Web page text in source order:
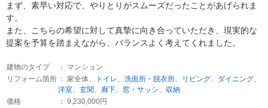
まず、素早い対応で、やりとりがスムーズだったことがあげられま
す。
また、こちらの希望に対して真摯に向き合っていただき、現実的な
提案を予算を踏まえながら、バランスよく考えてくれました。
建物のタイプ
： マンション
リフォーム箇所 ： 家全体、 トイレ、 洗面所・脱衣所、 リビング、 ダイニング、
洋室、 玄関、 廊下、 窓・サッシ、 収納
価格
： 9,230,000円